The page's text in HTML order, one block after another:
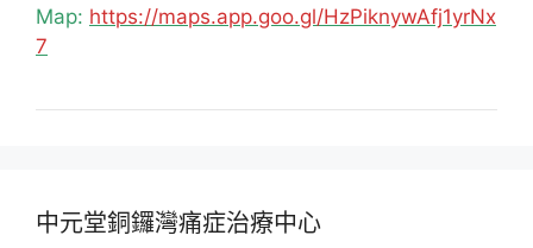
Map: https://maps.app.goo.gl/HzPiknywAfj1yrNx
7
中元堂銅鑼灣痛症治療中心